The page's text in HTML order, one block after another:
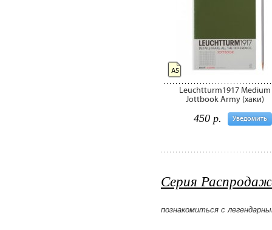
Leuchtturm1917 Medium
Jottbook Army (хаки)
Уведомить
450 р.
А5
Серия
познакомиться с